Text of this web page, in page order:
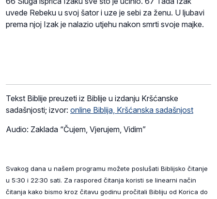
uvede Rebeku u svoj šator i uze je sebi za ženu. U ljubavi
prema njoj Izak je nalazio utjehu nakon smrti svoje majke.
Tekst Biblije preuzeti iz Biblije u izdanju Kršćanske
sadašnjosti; izvor: online Biblija, Kršćanska sadašnjost
Audio: Zaklada “Čujem, Vjerujem, Vidim”
Svakog dana u našem programu možete poslušati Biblijsko čitanje
u 5:30 i 22:30 sati. Za raspored čitanja koristi se linearni način
čitanja kako bismo kroz čitavu godinu pročitali Bibliju od Korica do